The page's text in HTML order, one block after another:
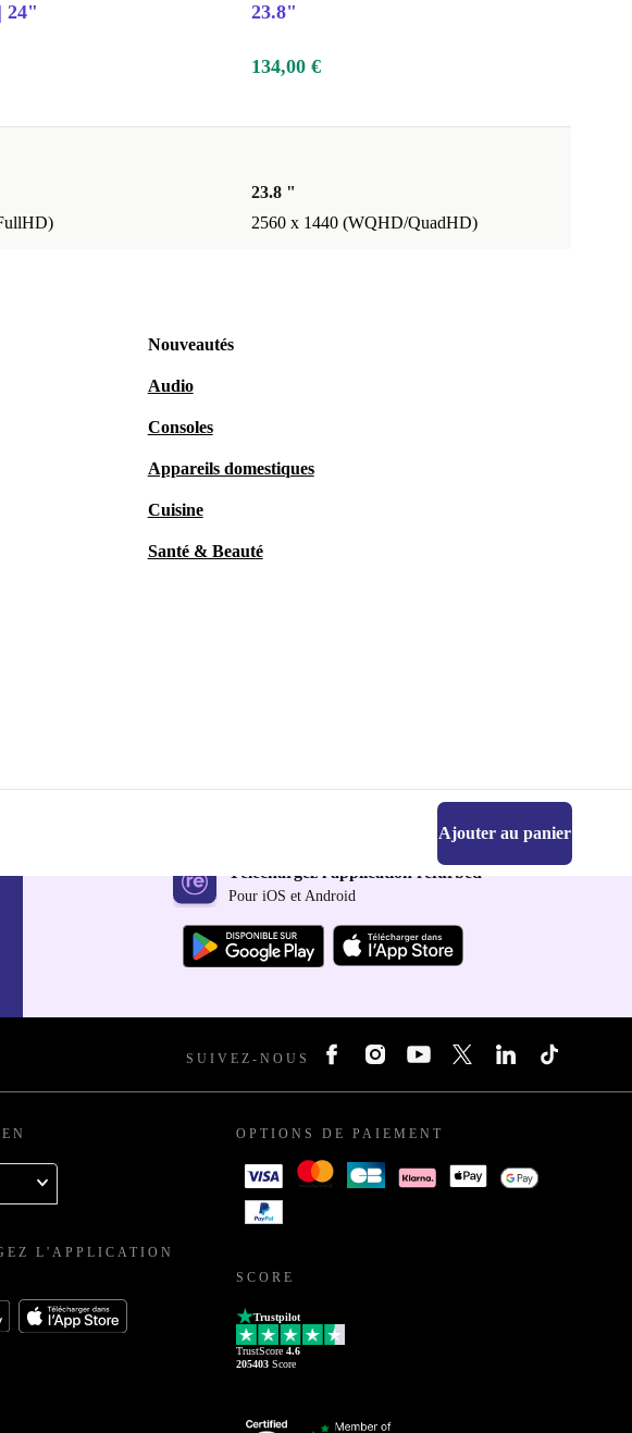
24"
23.8"
134,00 €
23.8 "
2560 x 1440 (WQHD/QuadHD)
Nouveautés
Audio
Consoles
Appareils domestiques
Cuisine
Santé & Beauté
Ajouter au panier
Téléchargez l'application refurbed
Pour iOS et Android
SUIVEZ-NOUS
L'APPLICATION
OPTIONS DE PAIEMENT
SCORE
Trustpilot
TrustScore 4.6
205403 Score